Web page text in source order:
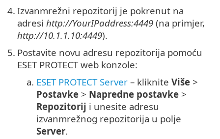
4. Izvanmrežni repozitorij je pokrenut na
adresi http://YourIPaddress:4449 (na primjer,
http://10.1.1.10:4449).
5. Postavite novu adresu repozitorija pomoću
ESET PROTECT web konzole:
a. ESET PROTECT Server – kliknite Više >
Postavke > Napredne postavke >
Repozitorij i unesite adresu
izvanmrežnog repozitorija u polje
Server.